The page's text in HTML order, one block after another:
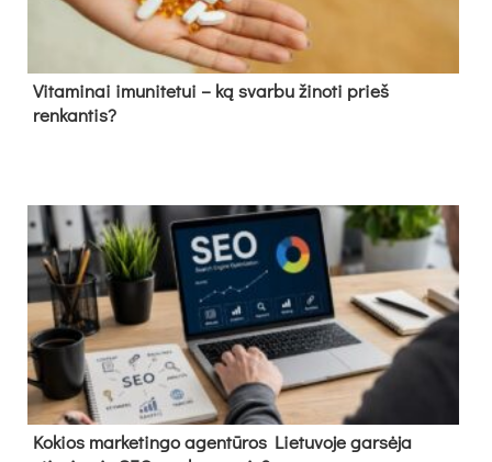
Vitaminai imunitetui – ką svarbu žinoti prieš
renkantis?
Kokios marketingo agentūros Lietuvoje garsėja